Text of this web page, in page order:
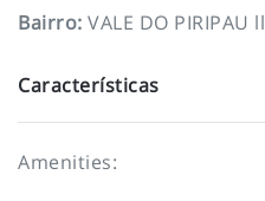
Bairro: VALE DO PIRIPAU ll
Características
Amenities: